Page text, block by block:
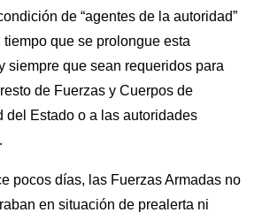
de “agentes de la autoridad”
tiempo que se prolongue esta
siempre que sean requeridos para
de Fuerzas y Cuerpos de
del Estado o a las autoridades
pocos días, las Fuerzas Armadas no
en situación de prealerta ni